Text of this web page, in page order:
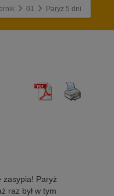
01 Paryż 5 dni
zasypia! Paryż
raz był w tym